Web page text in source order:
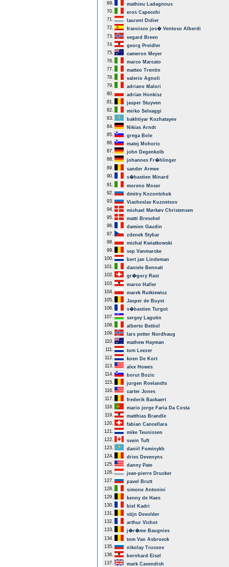
69.
mathieu Ladagnous
70.
eros Capecchi
71.
laurent Didier
72.
francisco jos� Ventoso Alberdi
73.
vegard Breen
74.
georg Preidler
75.
cameron Meyer
76.
marco Marcato
77.
matteo Trentin
78.
valerio Agnoli
79.
adriano Malori
80.
adrian Honkisz
81.
jasper Stuyven
82.
mirko Selvaggi
83.
bakhtiyar Kozhatayev
84.
Nikias Arndt
85.
grega Bole
86.
matej Mohoric
87.
john Degenkolb
88.
johannes Fr�hlinger
89.
sander Armee
90.
s�bastien Minard
91.
moreno Moser
92.
dmitry Kozontchuk
93.
Viacheslav Kuznetsov
94.
michael Mørkøv Christensen
95.
matti Breschel
96.
damien Gaudin
97.
zdenek Stybar
98.
michal Kwiatkowski
99.
sep Vanmarcke
100.
bert jan Lindeman
101.
daniele Bennati
102.
gr�gory Rast
103.
marco Haller
104.
marek Rutkiewicz
105.
Jasper de Buyst
106.
s�bastien Turgot
107.
sergey Lagutin
108.
alberto Bettiol
109.
lars petter Nordhaug
110.
mathew Hayman
111.
tom Leezer
112.
koen De Kort
113.
alex Howes
114.
borut Bozic
115.
jurgen Roelandts
116.
carter Jones
117.
frederik Backaert
118.
mario jorge Faria Da Costa
119.
matthias Brandle
120.
fabian Cancellara
121.
mike Teunissen
122.
svein Tuft
123.
daniil Fominykh
124.
dries Devenyns
125.
danny Pate
126.
jean-pierre Drucker
127.
pavel Brutt
128.
simone Antonini
129.
kenny de Haes
130.
biel Kadri
131.
stijn Devolder
132.
arthur Vichot
133.
j�r�me Baugnies
134.
tom Van Asbroeck
135.
nikolay Trussov
136.
bernhard Eisel
137.
mark Cavendish